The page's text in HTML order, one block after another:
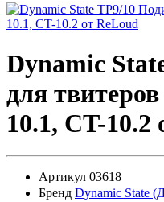
Dynamic
для
10.1, CT-10.2
Артикул 03618
Бренд Dynamic State